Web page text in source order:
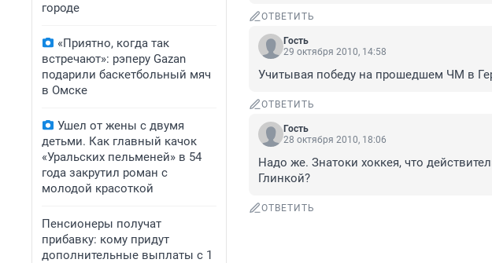
городе
«Приятно, когда так
встречают»: рэперу Gazan
подарили баскетбольный мяч
в Омске
Ушел от жены с двумя
детьми. Как главный качок
«Уральских пельменей» в 54
года закрутил роман с
молодой красоткой
Пенсионеры получат
прибавку: кому придут
дополнительные выплаты с 1
ОТВЕТИТЬ
Гость
29 октября 2010, 14:58
Учитывая победу на прошедшем ЧМ в
ОТВЕТИТЬ
Гость
28 октября 2010, 18:06
Надо же. Знатоки хоккея, что
Глинкой?
ОТВЕТИТЬ